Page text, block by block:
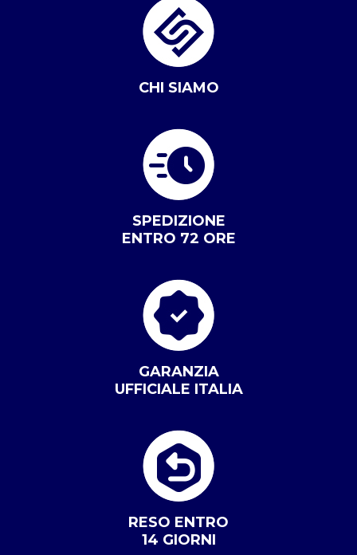
CHI SIAMO
SPEDIZIONE
ENTRO 72 ORE
GARANZIA
UFFICIALE ITALIA
RESO ENTRO
14 GIORNI